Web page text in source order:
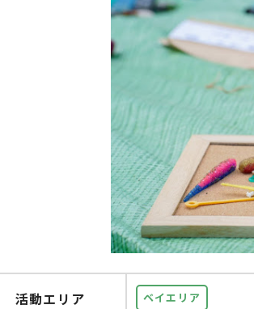
活動エリア ベイエリア